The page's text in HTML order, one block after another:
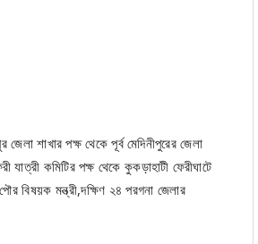
শাখার পক্ষ থেকে পূর্ব মেদিনীপুরের জেলা
কমিটির পক্ষ থেকে কুকড়াহাটী ফেরীঘাটে
বিষয়ক মন্ত্রী,দক্ষিণ ২৪ পরগনা জেলার